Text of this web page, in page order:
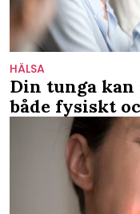
HÄLSA
Din tunga kan
både fysiskt